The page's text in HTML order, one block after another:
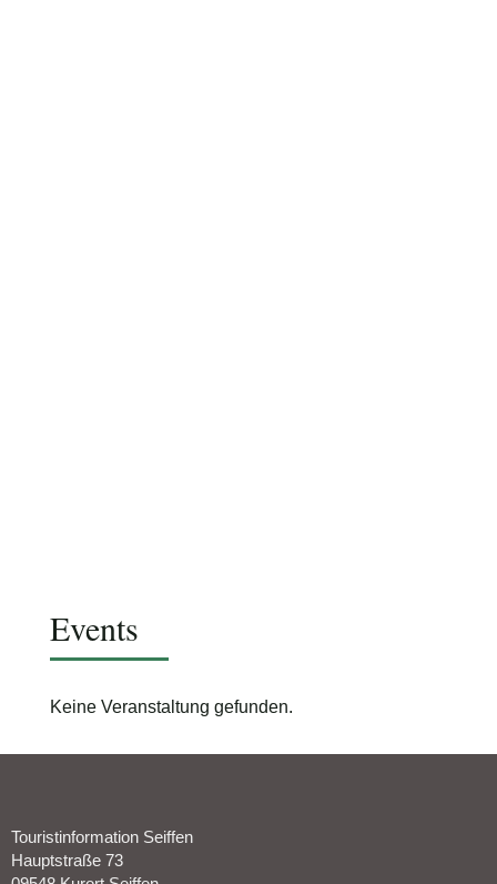
Events
Keine Veranstaltung gefunden.
Touristinformation Seiffen
Hauptstraße 73